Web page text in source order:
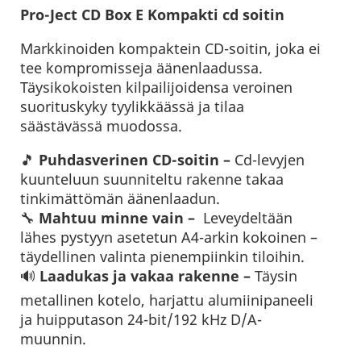
Pro-Ject CD Box E Kompakti cd soitin
Markkinoiden kompaktein CD-soitin, joka ei
tee kompromisseja äänenlaadussa.
Täysikokoisten kilpailijoidensa veroinen
suorituskyky tyylikkäässä ja tilaa
säästävässä muodossa.
🎵 Puhdasverinen CD-soitin – Cd-levyjen
kuunteluun suunniteltu rakenne takaa
tinkimättömän äänenlaadun.
🔧 Mahtuu minne vain – Leveydeltään
lähes pystyyn asetetun A4-arkin kokoinen –
täydellinen valinta pienempiinkin tiloihin.
🔊 Laadukas ja vakaa rakenne – Täysin
metallinen kotelo, harjattu alumiinipaneeli
ja huipputason 24-bit/192 kHz D/A-
muunnin.